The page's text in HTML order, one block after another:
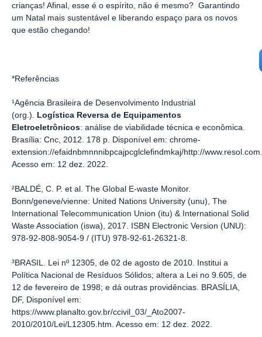
crianças! Afinal, esse é o espírito, não é mesmo? Garantindo
um Natal mais sustentável e liberando espaço para os novos
que estão chegando!
*Referências
¹Agência Brasileira de Desenvolvimento Industrial
(org.). Logística Reversa de Equipamentos
Eletroeletrônicos: análise de viabilidade técnica e econômica.
Brasília: Cnc, 2012. 178 p. Disponível em: chrome-
extension://efaidnbmnnnibpcajpcglclefindmkaj/http://
Acesso em: 12 dez. 2022.
²BALDÉ, C. P. et al. The Global E-waste Monitor.
Bonn/geneve/vienne: United Nations University (unu), The
International Telecommunication Union (itu) & International Solid
Waste Association (iswa), 2017. ISBN Electronic Version (UNU):
978-92-808-9054-9 / (ITU) 978-92-61-26321-8.
³BRASIL. Lei nº 12305, de 02 de agosto de 2010. Institui a
Política Nacional de Resíduos Sólidos; altera a Lei no 9.605, de
12 de fevereiro de 1998; e dá outras providências. BRASÍLIA,
DF, Disponível em:
https://www.planalto.gov.br/ccivil_03/_Ato2007-
2010/2010/Lei/L12305.htm. Acesso em: 12 dez. 2022.